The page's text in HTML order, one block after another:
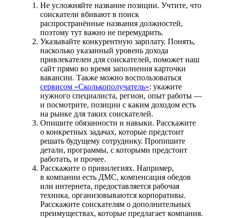
Не усложняйте название позиции. Учтите, что
соискатели вбивают в поиск
распространённые названия должностей,
поэтому тут важно не перемудрить.
Указывайте конкурентную зарплату. Понять,
насколько указанный уровень дохода
привлекателен для соискателей, поможет наш
сайт прямо во время заполнения карточки
вакансии. Также можно воспользоваться
сервисом «Сколькополучатель»: укажите
нужного специалиста, регион, опыт работы —
и посмотрите, позиции с каким доходом есть
на рынке для таких соискателей.
Опишите обязанности и навыки. Расскажите
о конкретных задачах, которые предстоит
решать будущему сотруднику. Пропишите
детали, программы, с которыми предстоит
работать, и прочее.
Расскажите о привилегиях. Например,
в компании есть ДМС, компенсация обедов
или интернета, предоставляется рабочая
техника, организовываются корпоративы.
Расскажите соискателям о дополнительных
преимуществах, которые предлагает компания.